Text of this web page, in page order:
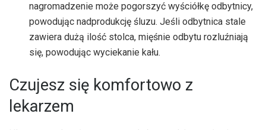
nagromadzenie może pogorszyć wyściółkę odbytnicy,
powodując nadprodukcję śluzu. Jeśli odbytnica stale
zawiera dużą ilość stolca, mięśnie odbytu rozluźniają
się, powodując wyciekanie kału.
Czujesz się komfortowo z
lekarzem